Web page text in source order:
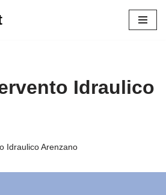
Idraulico Arenzano
Idraulico